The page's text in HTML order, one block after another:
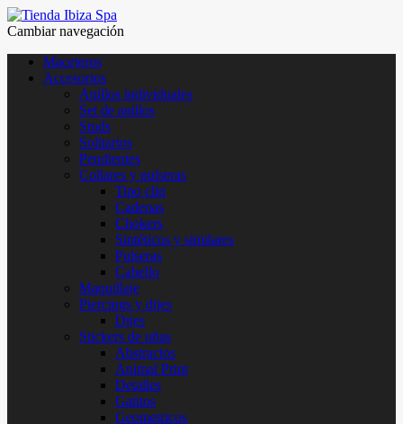
Cambiar navegación
Maceteros
Accesorios
Anillos individuales
Set de anillos
Studs
Solitarios
Pendientes
Collares y pulseras
Tipo clip
Cadenas
Chokers
Sintéticos y similares
Pulseras
Cabello
Maquillaje
Piercings y dijes
Dijes
Stickers de uñas
Abstractos
Animal Print
Detalles
Gatitos
Geometricos